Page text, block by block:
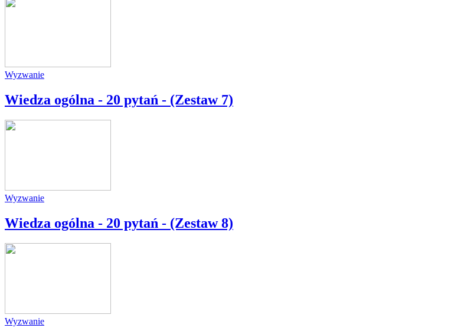
Wyzwanie
Wiedza ogólna - 20 pytań - (Zestaw 7)
Wyzwanie
Wiedza ogólna - 20 pytań - (Zestaw 8)
Wyzwanie